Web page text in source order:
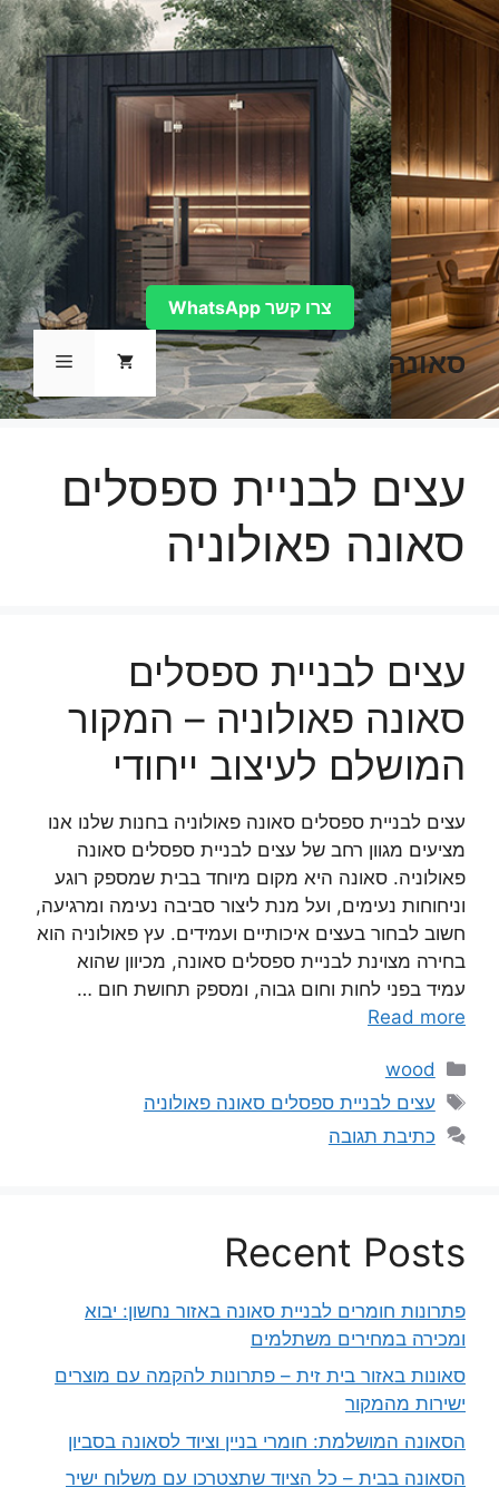
לדלג
לתוכן
סאונה תפריט
צרו קשר WhatsApp
עצים לבניית ספסלים
סאונה פאולוניה
עצים לבניית ספסלים
סאונה פאולוניה – המקור
המושלם לעיצוב ייחודי
עצים לבניית ספסלים סאונה פאולוניה בחנות שלנו אנו
מציעים מגוון רחב של עצים לבניית ספסלים סאונה
פאולוניה. סאונה היא מקום מיוחד בבית שמספק רוגע
וניחוחות נעימים, ועל מנת ליצור סביבה נעימה ומרגיעה,
חשוב לבחור בעצים איכותיים ועמידים. עץ פאולוניה הוא
בחירה מצוינת לבניית ספסלים סאונה, מכיוון שהוא
עמיד בפני לחות וחום גבוה, ומספק תחושת חום …
Read more
קטגוריות
wood
תגיות
עצים לבניית ספסלים סאונה פאולוניה
כתיבת תגובה
Recent Posts
פתרונות חומרים לבניית סאונה באזור נחשון: יבוא
ומכירה במחירים משתלמים
סאונות באזור בית זית – פתרונות להקמה עם מוצרים
ישירות מהמקור
הסאונה המושלמת: חומרי בניין וציוד לסאונה בסביון
הסאונה בבית – כל הציוד שתצטרכו עם משלוח ישיר